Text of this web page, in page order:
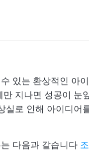
있는 환상적인 아
지나면 성공이 눈
실로 인해 아이디어
다음과 같습니다